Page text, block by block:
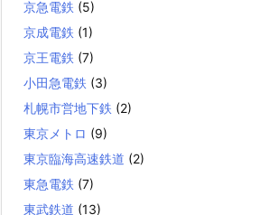
京急電鉄 (5)
京成電鉄 (1)
京王電鉄 (7)
小田急電鉄 (3)
札幌市営地下鉄 (2)
東京メトロ (9)
東京臨海高速鉄道 (2)
東急電鉄 (7)
東武鉄道 (13)